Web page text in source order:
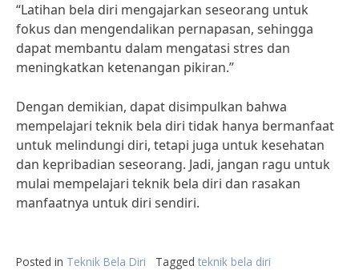
“Latihan bela diri mengajarkan seseorang untuk
fokus dan mengendalikan pernapasan, sehingga
dapat membantu dalam mengatasi stres dan
meningkatkan ketenangan pikiran.”
Dengan demikian, dapat disimpulkan bahwa
mempelajari teknik bela diri tidak hanya bermanfaat
untuk melindungi diri, tetapi juga untuk kesehatan
dan kepribadian seseorang. Jadi, jangan ragu untuk
mulai mempelajari teknik bela diri dan rasakan
manfaatnya untuk diri sendiri.
Posted in Teknik Bela Diri Tagged teknik bela diri